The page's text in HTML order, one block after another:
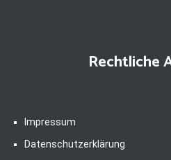
Rechtliche
Impressum
Datenschutzerklärung